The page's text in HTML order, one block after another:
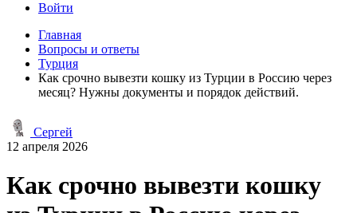
Войти
Главная
Вопросы и ответы
Турция
Как срочно вывезти кошку из Турции в Россию через
месяц? Нужны документы и порядок действий.
Сергей
12 апреля 2026
Как срочно вывезти кошку